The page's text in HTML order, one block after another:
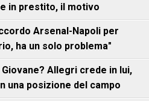
in prestito, il motivo
Arsenal-Napoli per
ha un solo problema"
Allegri crede in lui,
una posizione del campo